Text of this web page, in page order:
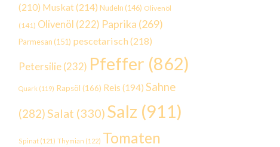
(210) Muskat (214) Nudeln (146) Olivenöl
(141) Olivenöl (222) Paprika (269)
Parmesan (151) pescetarisch (218)
Petersilie(232) Pfeffer (862)
Quark (119) Rapsöl (166) Reis (194) Sahne
(282) Salat (330) Salz (911)
Spinat (121) Thymian (122) Tomaten